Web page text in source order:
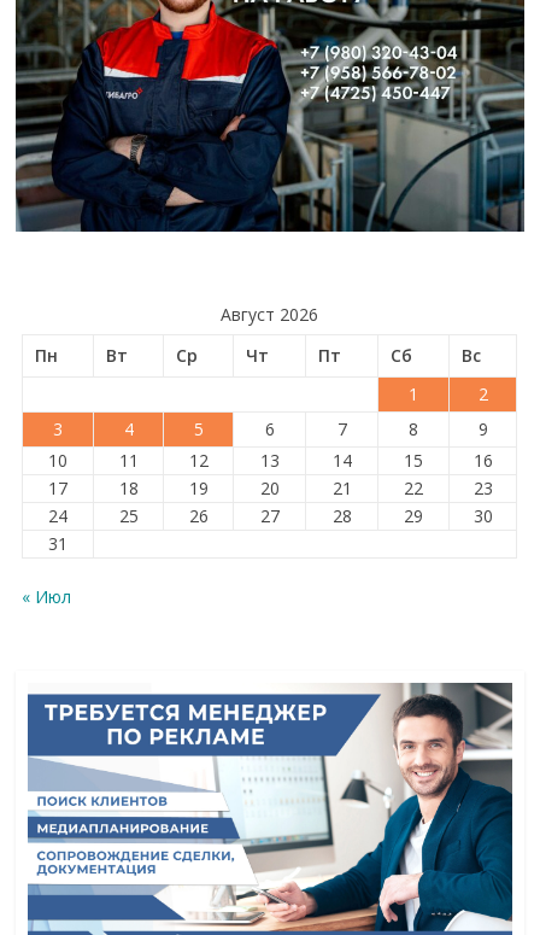
Август 2026
Пн
Вт Ср Чт Пт Сб
Вс
1
2
3
4 5 6 7 8
9
10
11 12 13 14 15
16
17
18 19 20 21 22
23
24
25 26 27 28 29
30
31
« Июл